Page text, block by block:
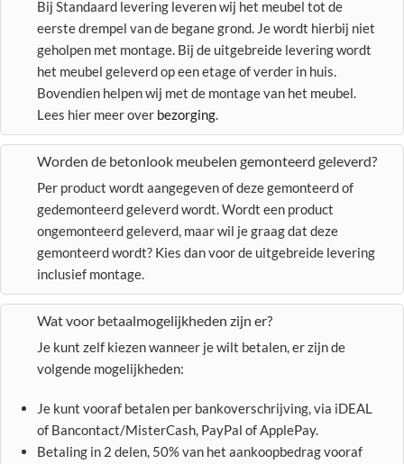
Bij Standaard levering leveren wij het meubel tot de
eerste drempel van de begane grond. Je wordt hierbij niet
geholpen met montage. Bij de uitgebreide levering wordt
het meubel geleverd op een etage of verder in huis.
Bovendien helpen wij met de montage van het meubel.
Lees hier meer over bezorging.
Worden de betonlook meubelen gemonteerd geleverd?
Per product wordt aangegeven of deze gemonteerd of
gedemonteerd geleverd wordt. Wordt een product
ongemonteerd geleverd, maar wil je graag dat deze
gemonteerd wordt? Kies dan voor de uitgebreide levering
inclusief montage.
Wat voor betaalmogelijkheden zijn er?
Je kunt zelf kiezen wanneer je wilt betalen, er zijn de
volgende mogelijkheden:
Je kunt vooraf betalen per bankoverschrijving, via iDEAL
of Bancontact/MisterCash, PayPal of ApplePay.
Betaling in 2 delen, 50% van het aankoopbedrag vooraf